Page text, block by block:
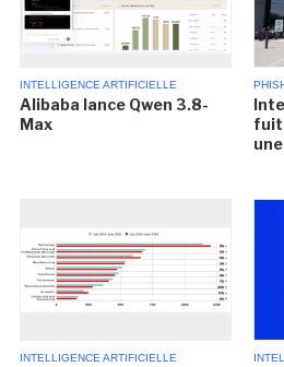
INTELLIGENCE ARTIFICIELLE
Alibaba lance Qwen 3.8-
Max
INTELLIGENCE ARTIFICIELLE